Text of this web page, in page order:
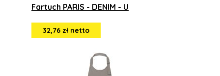
Fartuch PARIS - DENIM - U
32,76 zł netto